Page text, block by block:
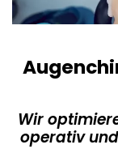
Wir
operativ